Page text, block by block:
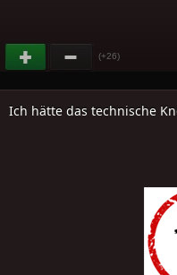
(+26)
Ich hätte das technische